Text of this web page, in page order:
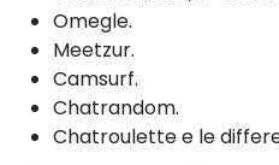
Omegle.
Meetzur.
Camsurf.
Chatrandom.
Chatroulette e le